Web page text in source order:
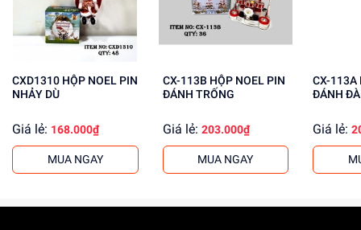
Mua ngay tạidochoitinphat.com, chúng tôi cung cấp giá sỉ
cho khách buôn. Liên hệ ngay để biết thêm thông tin!
CXD1310 HỘP NOEL PIN
NHẢY DÙ
Giá lẻ: 168.000₫
MUA NGAY
CX-113B HỘP NOEL PIN
ĐÁNH TRỐNG
Giá lẻ: 203.000₫
MUA NGAY
CX-113A HỘP NOEL PIN
ĐÁNH
Giá lẻ: